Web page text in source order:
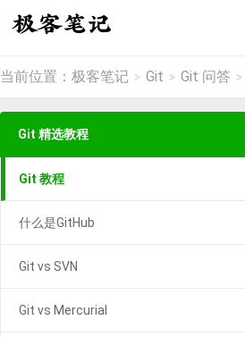
当前位置： 极客笔记 > Git > Git 问答 >
Git 精选教程
Git 教程
什么是GitHub
Git vs SVN
Git vs Mercurial